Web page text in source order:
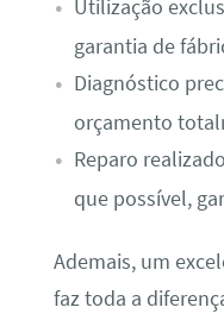
Utilização
garantia de
Diagnóstico
orçamento
Reparo
que possível,
Ademais, um
faz toda a